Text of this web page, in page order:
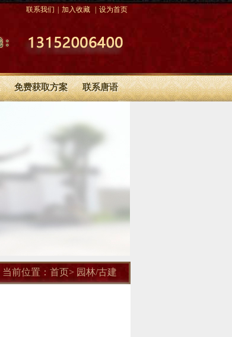
联系我们 加入收藏 设为首页
免费获取方案 联系唐语
当前位置： 首页> 园林/古建